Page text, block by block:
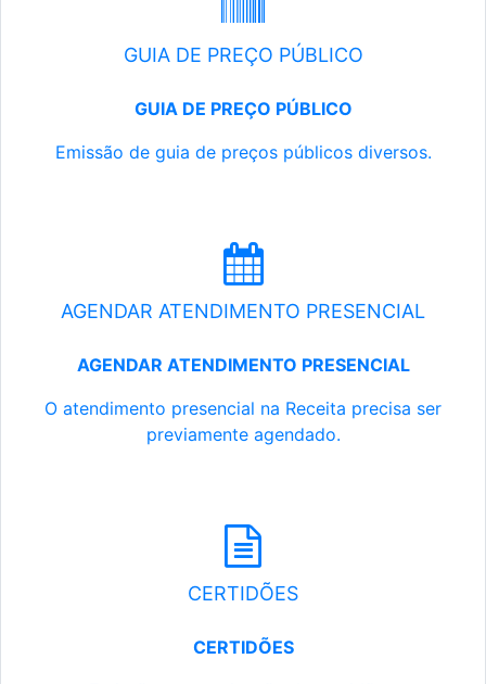
GUIA DE PREÇO PÚBLICO
GUIA DE PREÇO PÚBLICO
Emissão de guia de preços públicos diversos.
AGENDAR ATENDIMENTO PRESENCIAL
AGENDAR ATENDIMENTO PRESENCIAL
O atendimento presencial na Receita precisa ser
previamente agendado.
CERTIDÕES
CERTIDÕES